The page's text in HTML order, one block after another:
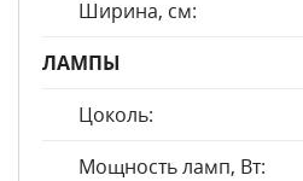
Ширина, см:
ЛАМПЫ
Цоколь:
Мощность ламп, Вт: